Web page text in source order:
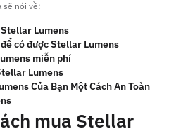
sẽ nói về:
Lumens
có được Stellar Lumens
miễn phí
Lumens
Của Bạn Một Cách An Toàn
mua Stellar